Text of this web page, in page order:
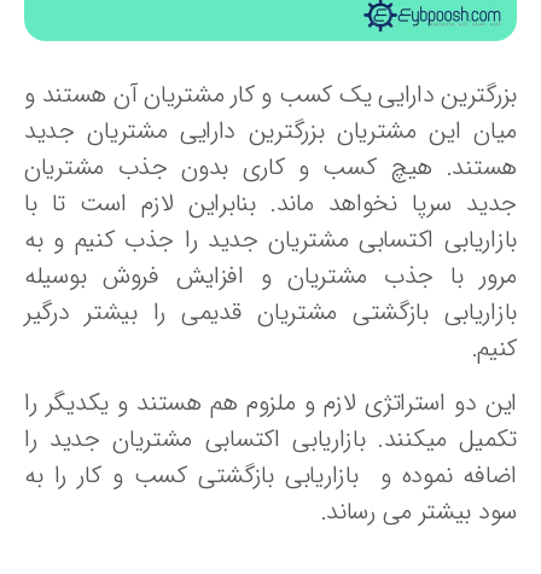
دارایی یک کسب و کار مشتریان آن هستند و
این مشتریان بزرگترین دارایی مشتریان جدید
هیچ کسب و کاری بدون جذب مشتریان
سرپا نخواهد ماند. بنابراین لازم است تا با
اکتسابی مشتریان جدید را جذب کنیم و به
با جذب مشتریان و افزایش فروش بوسیله
بازگشتی مشتریان قدیمی را بیشتر درگیر
دو استراتژی لازم و ملزوم هم هستند و یکدیگر را
میکنند. بازاریابی اکتسابی مشتریان جدید را
نموده و بازاریابی بازگشتی کسب و کار را به
بیشتر می رساند.